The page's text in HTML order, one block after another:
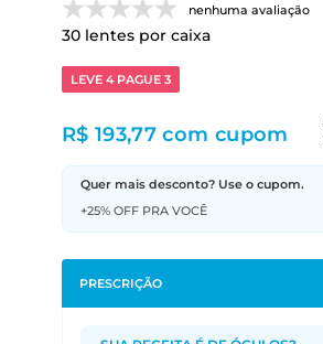
nenhuma avaliação
30lentes por caixa
LEVE 4 PAGUE 3
R$ 193,77 com cupom
Quer mais desconto? Use o cupom.
+25% OFF PRA VOCÊ
PRESCRIÇÃO